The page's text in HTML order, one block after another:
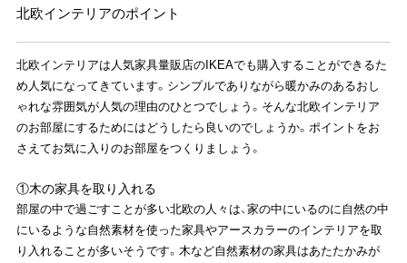
北欧インテリアのポイント
北欧インテリアは人気家具量販店のIKEAでも購入することができるた
め人気になってきています。シンプルでありながら暖かみのあるおし
ゃれな雰囲気が人気の理由のひとつでしょう。そんな北欧インテリア
のお部屋にするためにはどうしたら良いのでしょうか。ポイントをお
さえてお気に入りのお部屋をつくりましょう。
①木の家具を取り入れる
部屋の中で過ごすことが多い北欧の人々は、家の中にいるのに自然の中
にいるような自然素材を使った家具やアースカラーのインテリアを取
り入れることが多いそうです。木など自然素材の家具はあたたかみが